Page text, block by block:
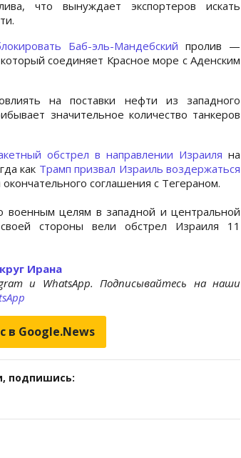
что вынуждает экспортеров искать
Баб-эль-Мандебский пролив —
соединяет Красное море с Аденским
на поставки нефти из западного
значительное количество танкеров
обстрел в направлении Израиля на
как Трамп призвал Израиль воздержаться
соглашения с Тегераном.
военным целям в западной и центральной
стороны вели обстрел Израиля 11
Ирана
и WhatsApp. Подписывайтесь на наши
в Google.News
подпишись: